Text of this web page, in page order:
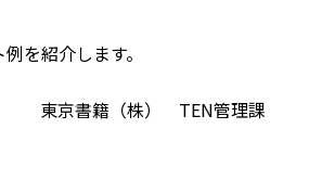
を紹介します。
東京書籍（株） TEN管理課